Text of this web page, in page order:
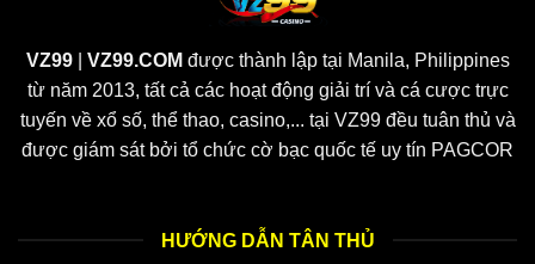
VZ99| VZ99.COM được thành lập tại Manila, Philippines
từ năm 2013, tất cả các hoạt động giải trí và cá cược trực
tuyến về xổ số, thể thao, casino,... tại VZ99 đều tuân thủ và
được giám sát bởi tổ chức cờ bạc quốc tế uy tín PAGCOR
HƯỚNG DẪN TÂN THỦ